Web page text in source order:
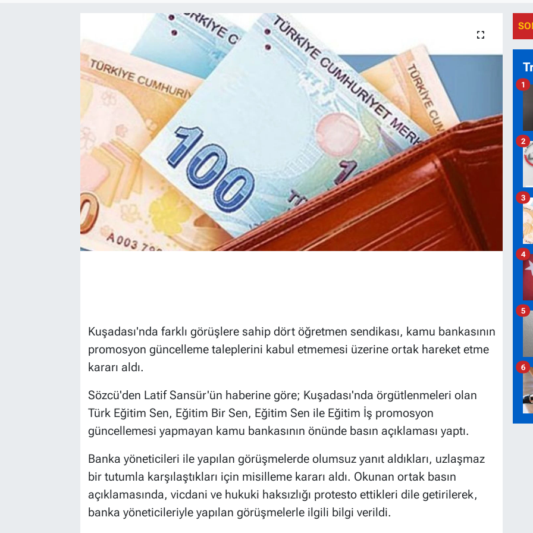
Kuşadası'nda farklı görüşlere sahip dört öğretmen sendikası, kamu bankasının
promosyon güncelleme taleplerini kabul etmemesi üzerine ortak hareket etme
kararı aldı.
Sözcü'den Latif Sansür'ün haberine göre; Kuşadası'nda örgütlenmeleri olan
Türk Eğitim Sen, Eğitim Bir Sen, Eğitim Sen ile Eğitim İş promosyon
güncellemesi yapmayan kamu bankasının önünde basın açıklaması yaptı.
Banka yöneticileri ile yapılan görüşmelerde olumsuz yanıt aldıkları, uzlaşmaz
bir tutumla karşılaştıkları için misilleme kararı aldı. Okunan ortak basın
açıklamasında, vicdani ve hukuki haksızlığı protesto ettikleri dile getirilerek,
banka yöneticileriyle yapılan görüşmelerle ilgili bilgi verildi.
1
2
3
4
5
6